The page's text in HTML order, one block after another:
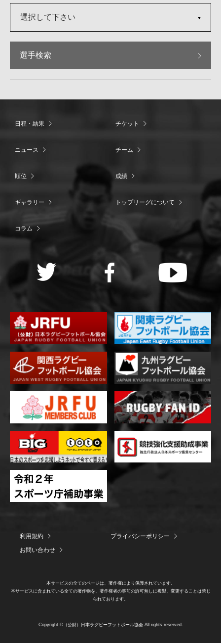
選択して下さい
選手検索
日程・結果 チケット
ニュース チーム
順位 成績
ギャラリー トップリーグについて
コラム
利用規約
プライバシーポリシー
お問い合わせ
本サービスの全てのページは、著作権により保護されています。
本サービスに含まれている全ての著作物を、著作権者の事前の許可無しに複製、変更することは禁じ
られております。
Copyright ©（公財）日本ラグビーフットボール協会 All rights reserved.